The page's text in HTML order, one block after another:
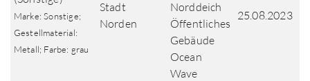
Marke: Sonstige;
Gestellmaterial:
Metall; Farbe: grau
Stadt
Norden
Norddeich
Öffentliches
Gebäude
Ocean
Wave
25.08.2023